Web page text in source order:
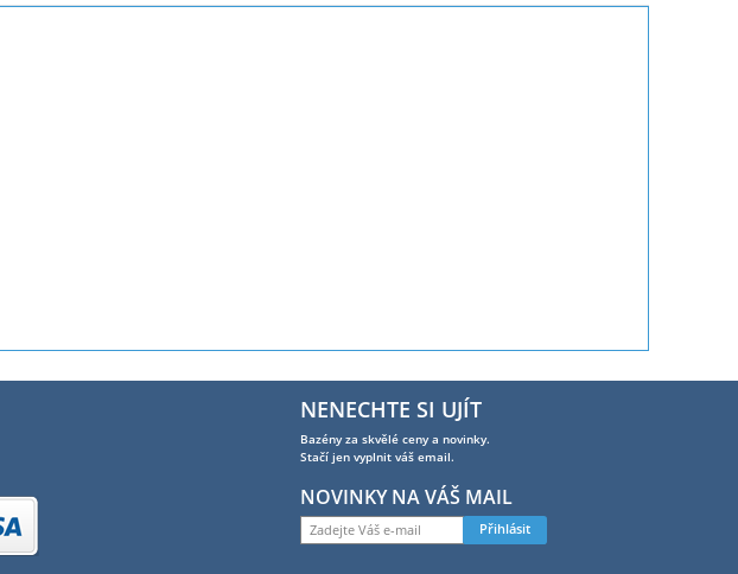
NENECHTE SI UJÍT
Bazény za skvělé ceny a novinky.
Stačí jen vyplnit váš email.
NOVINKY NA VÁŠ MAIL
Přihlásit